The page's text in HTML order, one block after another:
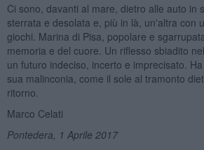
Ci sono, davanti al mare, dietro alle auto in
sterrata e desolata e, più in là, un'altra con
giochi. Marina di Pisa, popolare e
memoria e del cuore. Un riflesso sbiadito
un futuro indeciso, incerto e imprecisato.
sua malinconia, come il sole al tramonto
ritorno.
Marco Celati
Pontedera, 1 Aprile 2017